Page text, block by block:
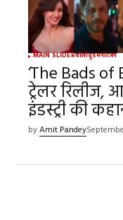
MAIN SLIDERबॉलीवुडमनोरंजन
‘The Bads
ट्रेलर रिलीज,
इंडस्ट्री की
byAmit Pandey